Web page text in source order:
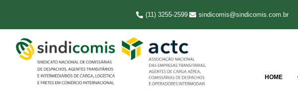
(11) 3255-2599 sindicomis@sindicomis.com.br
HOME